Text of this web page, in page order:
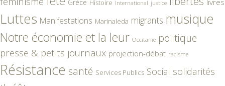
Grèce Histoire International justice livres
Luttes Manifestations Marinaleda migrants musique
Notre économie et la leur Occitanie politique
presse & petits journaux projection-débat racisme
Résistance santé Services Publics Social solidarités